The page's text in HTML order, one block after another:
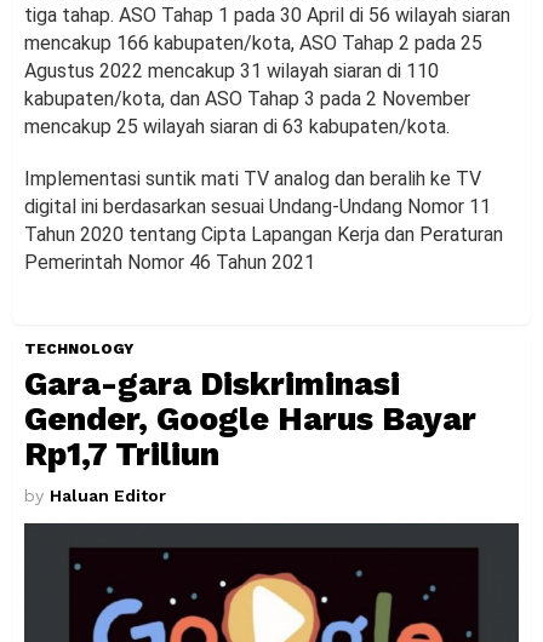
tiga tahap. ASO Tahap 1 pada 30 April di 56 wilayah siaran
mencakup 166 kabupaten/kota, ASO Tahap 2 pada 25
Agustus 2022 mencakup 31 wilayah siaran di 110
kabupaten/kota, dan ASO Tahap 3 pada 2 November
mencakup 25 wilayah siaran di 63 kabupaten/kota.
Implementasi suntik mati TV analog dan beralih ke TV
digital ini berdasarkan sesuai Undang-Undang Nomor 11
Tahun 2020 tentang Cipta Lapangan Kerja dan Peraturan
Pemerintah Nomor 46 Tahun 2021
TECHNOLOGY
Gara-gara Diskriminasi
Gender, Google Harus Bayar
Rp1,7 Triliun
by Haluan Editor